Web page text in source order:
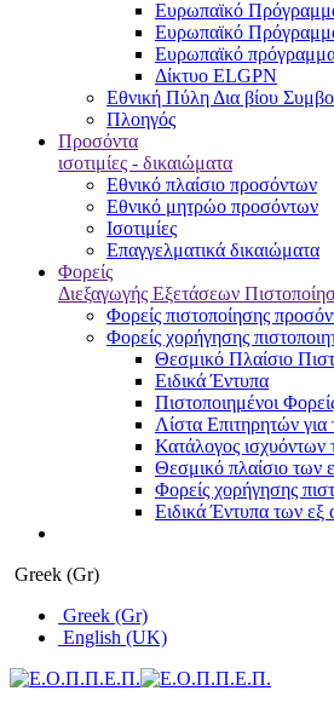
Ευρωπαϊκό
Ευρωπαϊκό
Ευρωπαϊκό
Δίκτυο ELGPN
Εθνική Πύλη Δια βίου
Πλοηγός
Προσόντα
ισοτιμίες - δικαιώματα
Εθνικό πλαίσιο προσόντων
Εθνικό μητρώο προσόντων
Ισοτιμίες
Επαγγελματικά δικαιώματα
Φορείς
Διεξαγωγής Εξετάσεων
Φορείς πιστοποίησης
Φορείς χορήγησης
Θεσμικό Πλαίσιο
Ειδικά Έντυπα
Πιστοποιημένοι
Λίστα Επιτηρητών για
Κατάλογος ισχυόντων
Θεσμικό πλαίσιο των
Φορείς χορήγησης
Ειδικά Έντυπα των
Greek (Gr)
Greek (Gr)
English (UK)